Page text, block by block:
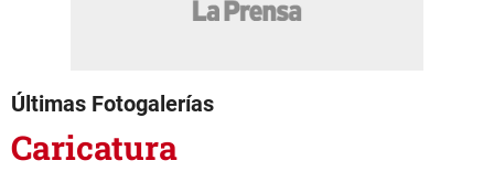
Últimas Fotogalerías
Caricatura